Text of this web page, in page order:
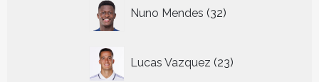
Nuno Mendes 32
producten
Lucas Vazquez 23
producten